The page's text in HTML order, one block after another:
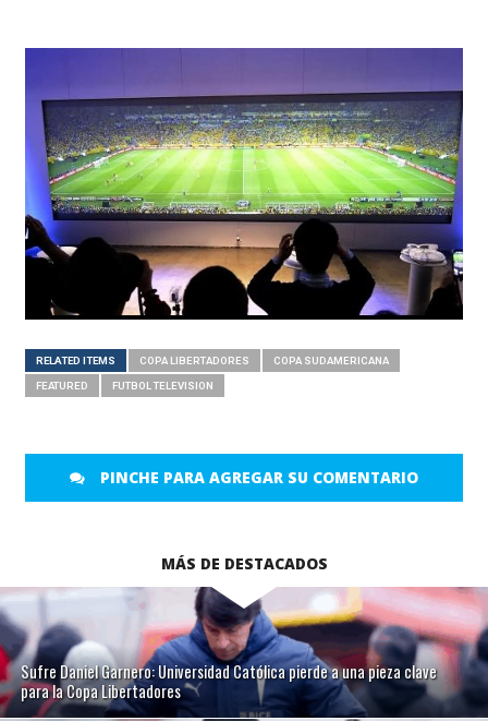
RELATED ITEMS COPA LIBERTADORES COPA SUDAMERICANA
FEATURED FUTBOL TELEVISION
PINCHE PARA AGREGAR SU COMENTARIO
MÁS DE DESTACADOS
Sufre Daniel Garnero: Universidad Católica pierde a una pieza clave
para la Copa Libertadores